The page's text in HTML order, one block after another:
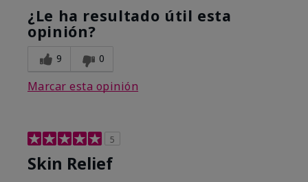
¿Le ha resultado útil esta
opinión?
9 0
Marcar esta opinión
5
Skin Relief